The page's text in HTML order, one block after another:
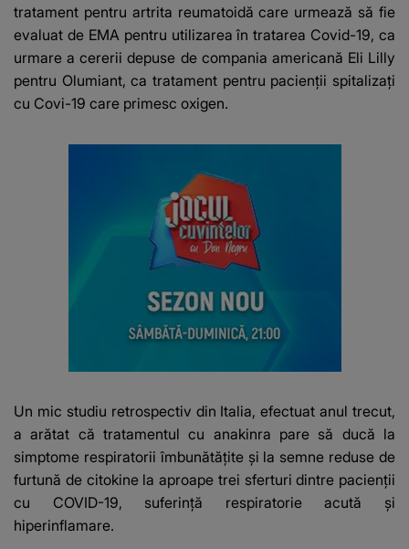
tratament pentru artrita reumatoidă care urmează să fie
evaluat de EMA pentru utilizarea în tratarea Covid-19, ca
urmare a cererii depuse de compania americană Eli Lilly
pentru Olumiant, ca tratament pentru pacienţii spitalizaţi
cu Covi-19 care primesc oxigen.
Un mic studiu retrospectiv din Italia, efectuat anul trecut,
a arătat că tratamentul cu anakinra pare să ducă la
simptome respiratorii îmbunătăţite şi la semne reduse de
furtună de citokine la aproape trei sferturi dintre pacienţii
cu COVID-19, suferinţă respiratorie acută şi
hiperinflamare.